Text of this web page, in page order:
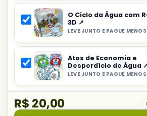
principal
do
combo:
Kit
Mostra
Científica
com
Seis
Experimentos
Selecionar
item
do
combo:
O
Ciclo
da
O Ciclo da Água com
3D ↗
LEVE JUNTO E PAGUE MENOS
Selecionar
item
do
Atos de Economia e
Desperdício de Água
LEVE JUNTO E PAGUE MENOS
R$ 20,00